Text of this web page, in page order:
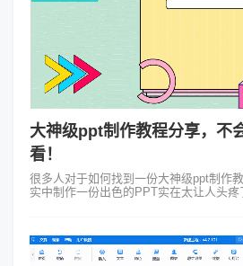
大神级ppt制作教程分享，不
看！
很多人对于如何找到一份大神级ppt制作
实中制作一份出色的PPT实在太让人头